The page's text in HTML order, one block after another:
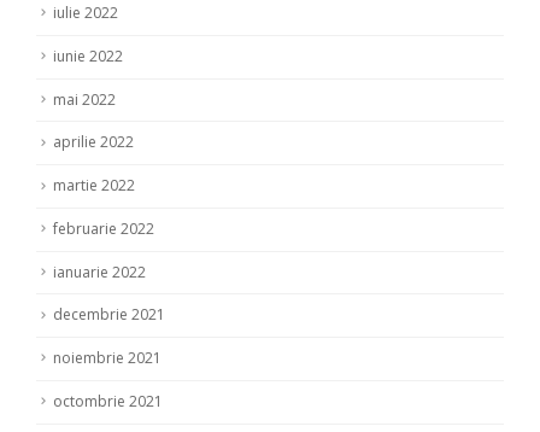
iulie 2022
iunie 2022
mai 2022
aprilie 2022
martie 2022
februarie 2022
ianuarie 2022
decembrie 2021
noiembrie 2021
octombrie 2021